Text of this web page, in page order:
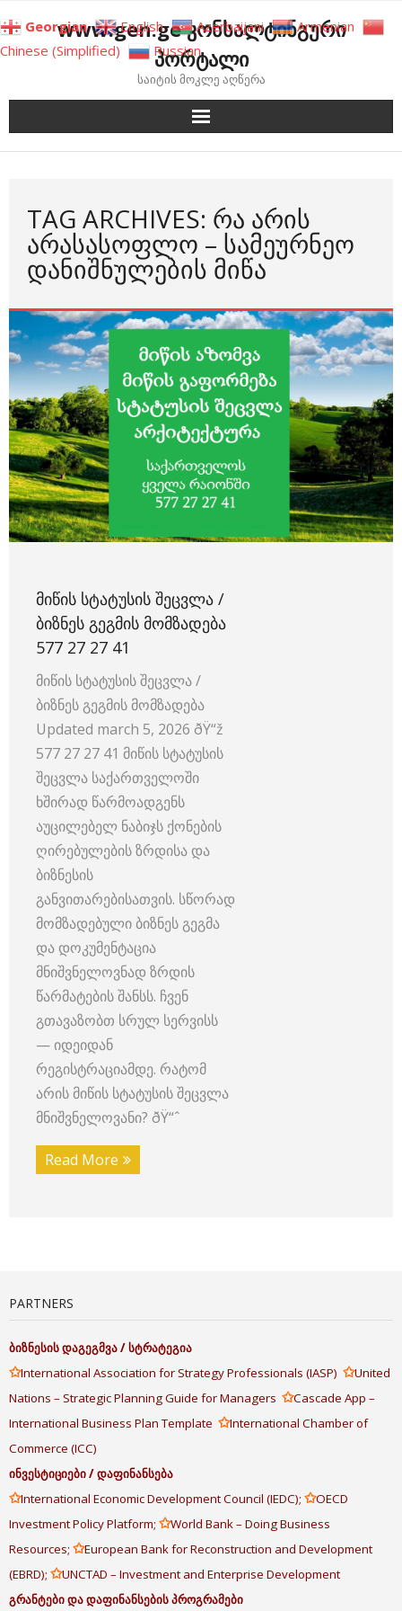
to
content
www.gen.ge კონსალტინგური
პორტალი
საიტის მოკლე აღწერა
TAG ARCHIVES: ᲠᲐ ᲐᲠᲘᲡ
ᲐᲠᲐᲡᲐᲡᲝᲤᲚᲝ – ᲡᲐᲛᲔᲣᲠᲜᲔᲝ
ᲓᲐᲜᲘᲨᲜᲣᲚᲔᲑᲘᲡ ᲛᲘᲬᲐ
ᲛᲘᲬᲘᲡ ᲡᲢᲐᲢᲣᲡᲘᲡ ᲨᲔᲪᲕᲚᲐ /
ᲑᲘᲖᲜᲔᲡ ᲒᲔᲒᲛᲘᲡ ᲛᲝᲛᲖᲐᲓᲔᲑᲐ
577 27 27 41
მიწის სტატუსის შეცვლა /
ბიზნეს გეგმის მომზადება ️
Updated march 5, 2026 ðŸ“ž
577 27 27 41 მიწის სტატუსის
შეცვლა საქართველოში
ხშირად წარმოადგენს
აუცილებელ ნაბიჯს ქონების
ღირებულების ზრდისა და
ბიზნესის
განვითარებისათვის. სწორად
მომზადებული ბიზნეს გეგმა
და დოკუმენტაცია
მნიშვნელოვნად ზრდის
წარმატების შანსს. ჩვენ
გთავაზობთ სრულ სერვისს
— იდეიდან
რეგისტრაციამდე. რატომ
არის მიწის სტატუსის შეცვლა
მნიშვნელოვანი? ðŸ“ˆ
Read More
PARTNERS
ბიზნესისდაგეგმვა/სტრატეგია
✩International Association for Strategy Professionals (IASP) ✩United
Nations – Strategic Planning Guide for Managers ✩Cascade App –
International Business Plan Template ✩International Chamber of
Commerce (ICC)
ინვესტიციები/დაფინანსება
✩International Economic Development Council (IEDC); ✩OECD
Investment Policy Platform; ✩World Bank – Doing Business
Resources; ✩European Bank for Reconstruction and Development
(EBRD); ✩UNCTAD – Investment and Enterprise Development
გრანტებიდადაფინანსებისპროგრამები
Georgian English Azerbaijani
Armenian
Chinese (Simplified)
Russian